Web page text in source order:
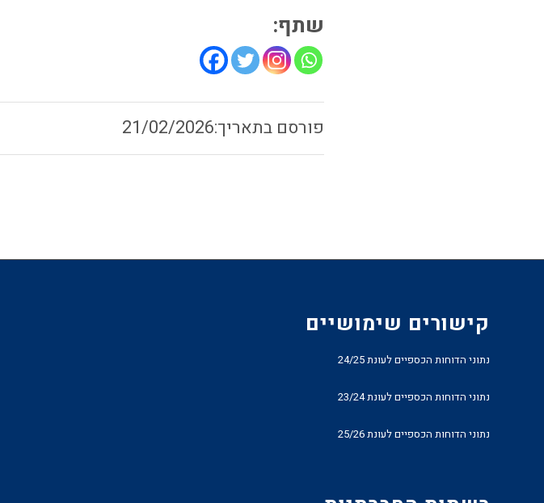
שתף:
21/02/2026
קישורים שימושיים
נתוני הדוחות הכספיים לעונת 24/25
נתוני הדוחות הכספיים לעונת 23/24
נתוני הדוחות הכספיים לעונת 25/26